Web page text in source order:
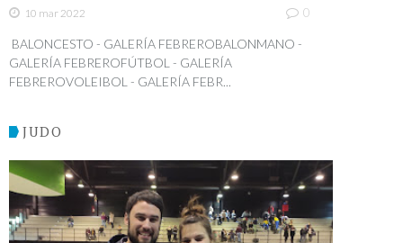
10 mar 2022 0
BALONCESTO - GALERÍA FEBREROBALONMANO -
GALERÍA FEBREROFÚTBOL - GALERÍA
FEBREROVOLEIBOL - GALERÍA FEBR...
JUDO